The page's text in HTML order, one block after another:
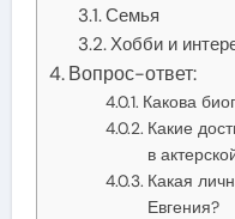
Семья
Хобби и
Вопрос-ответ:
Какова
Какие
в
Какая
Евгения?